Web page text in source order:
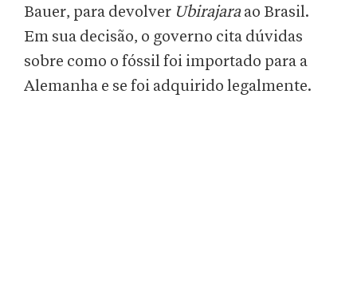
Bauer, para devolver Ubirajara ao Brasil.
Em sua decisão, o governo cita dúvidas
sobre como o fóssil foi importado para a
Alemanha e se foi adquirido legalmente.